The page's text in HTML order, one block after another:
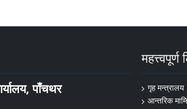
पाँचथर
गृह मन्त्रालय
आन्तरिक